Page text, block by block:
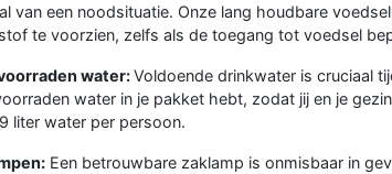
van een noodsituatie. Onze lang houdbare
te voorzien, zelfs als de toegang tot voedsel
water:Voldoende drinkwater is cruciaal
water in je pakket hebt, zodat jij en je
liter water per persoon.
Een betrouwbare zaklamp is onmisbaar in